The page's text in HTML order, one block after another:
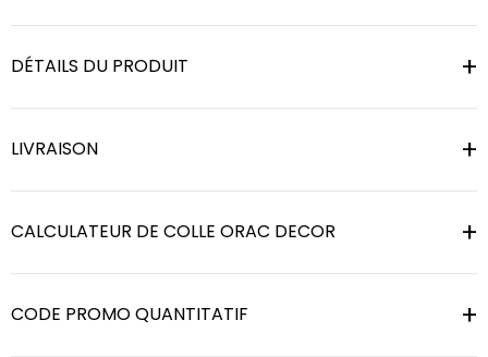
DÉTAILS DU PRODUIT
LIVRAISON
CALCULATEUR DE COLLE ORAC DECOR
CODE PROMO QUANTITATIF